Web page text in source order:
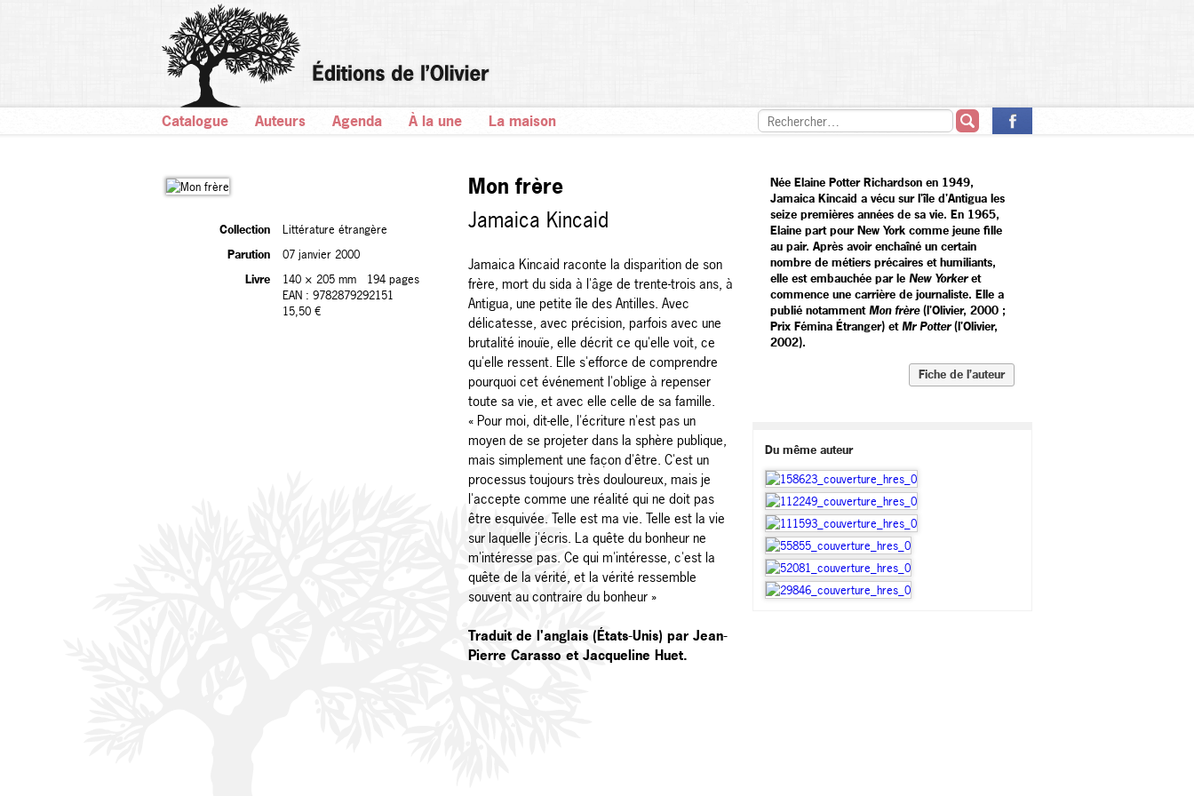
Catalogue Auteurs Agenda À la une La maison
Collection
Littérature étrangère
Parution
07 janvier 2000
Livre
140 × 205 mm
194 pages
EAN : 9782879292151
15,50 €
Mon frère
Jamaica Kincaid
Jamaica Kincaid raconte la disparition de son
frère, mort du sida à l'âge de trente-trois ans, à
Antigua, une petite île des Antilles. Avec
délicatesse, avec précision, parfois avec une
brutalité inouïe, elle décrit ce qu'elle voit, ce
qu'elle ressent. Elle s'efforce de comprendre
pourquoi cet événement l'oblige à repenser
toute sa vie, et avec elle celle de sa famille.
« Pour moi, dit-elle, l'écriture n'est pas un
moyen de se projeter dans la sphère publique,
mais simplement une façon d'être. C'est un
processus toujours très douloureux, mais je
l'accepte comme une réalité qui ne doit pas
être esquivée. Telle est ma vie. Telle est la vie
sur laquelle j'écris. La quête du bonheur ne
m'intéresse pas. Ce qui m'intéresse, c'est la
quête de la vérité, et la vérité ressemble
souvent au contraire du bonheur »
Traduit de l'anglais (États-Unis) par Jean-
Pierre Carasso et Jacqueline Huet.
Née Elaine Potter Richardson en 1949,
Jamaica Kincaid a vécu sur l'île d'Antigua les
seize premières années de sa vie. En 1965,
Elaine part pour New York comme jeune fille
au pair. Après avoir enchaîné un certain
nombre de métiers précaires et humiliants,
elle est embauchée par le New Yorkeret
commence une carrière de journaliste. Elle a
publié notammentMon frère(l'Olivier, 2000 ;
Prix Fémina Étranger) etMr Potter(l'Olivier,
2002).
Fiche de l’auteur
Du même auteur